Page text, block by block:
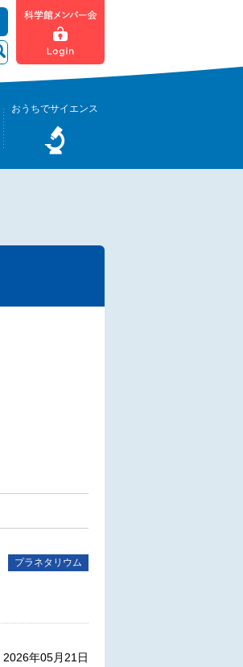
おうちでサイエンス
プラネタリウム
2026年05月21日